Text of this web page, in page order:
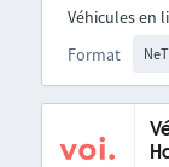
Format
Véhicules en